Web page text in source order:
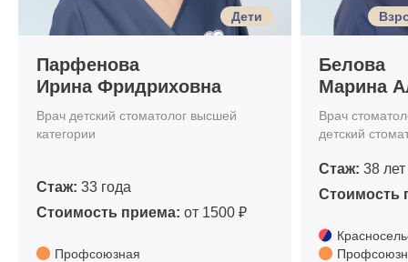
Дети
Парфенова
Ирина Фридриховна
Врач детский стоматолог высшей
категории
Стаж: 33 года
Стоимость приема: от 1500 ₽
Профсоюзная
Белова
Марина
Врач
детский
Стаж: 38 лет
Стоимость